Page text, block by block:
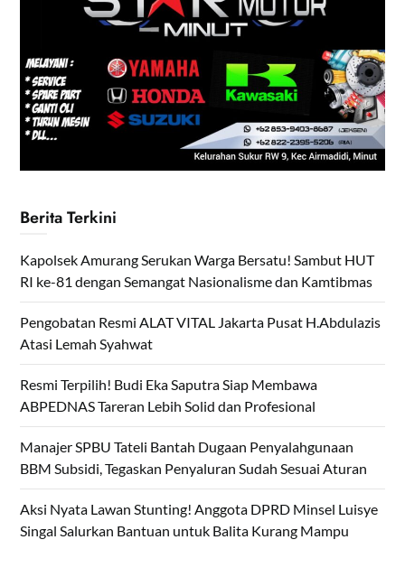
Berita Terkini
Kapolsek Amurang Serukan Warga Bersatu! Sambut HUT
RI ke-81 dengan Semangat Nasionalisme dan Kamtibmas
Pengobatan Resmi ALAT VITAL Jakarta Pusat H.Abdulazis
Atasi Lemah Syahwat
Resmi Terpilih! Budi Eka Saputra Siap Membawa
ABPEDNAS Tareran Lebih Solid dan Profesional
Manajer SPBU Tateli Bantah Dugaan Penyalahgunaan
BBM Subsidi, Tegaskan Penyaluran Sudah Sesuai Aturan
Aksi Nyata Lawan Stunting! Anggota DPRD Minsel Luisye
Singal Salurkan Bantuan untuk Balita Kurang Mampu